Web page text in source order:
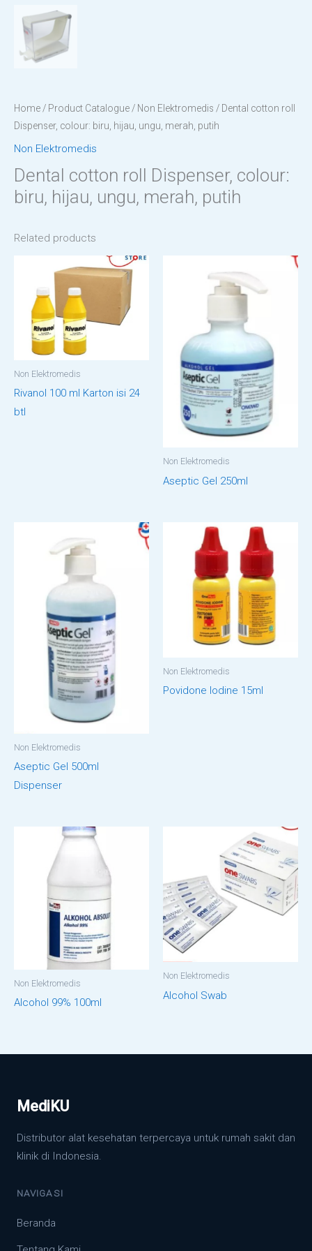
Home / Product Catalogue / Non Elektromedis / Dental cotton roll
Dispenser, colour: biru, hijau, ungu, merah, putih
Non Elektromedis
Dental cotton roll Dispenser, colour:
biru, hijau, ungu, merah, putih
Related products
Non Elektromedis
Rivanol 100 ml Karton isi 24
btl
Non Elektromedis
Aseptic Gel 250ml
Non Elektromedis
Aseptic Gel 500ml
Dispenser
Non Elektromedis
Povidone Iodine 15ml
Non Elektromedis
Alcohol 99% 100ml
Non Elektromedis
Alcohol Swab
MediKU
Distributor alat kesehatan terpercaya untuk rumah sakit dan
klinik di Indonesia.
NAVIGASI
Beranda